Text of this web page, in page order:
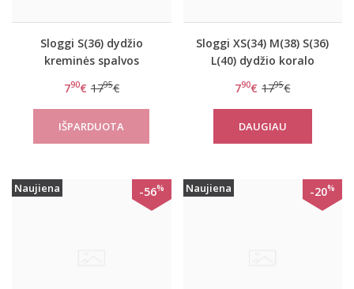
Sloggi S(36) dydžio
kreminės spalvos
kelnaitės Zero Lace
Hipster
790€ 1795€
Sloggi XS(34) M(38) S(36)
L(40) dydžio koralo
gifiūrinės kelnaitės Zero
Lace H Hipstring
790€ 1795€
DAUGIAU
Naujiena -56% Naujiena -20%